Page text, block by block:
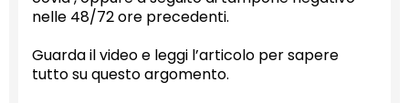
nelle 48/72 ore precedenti.
Guarda il video e leggi l’articolo per sapere
tutto su questo argomento.